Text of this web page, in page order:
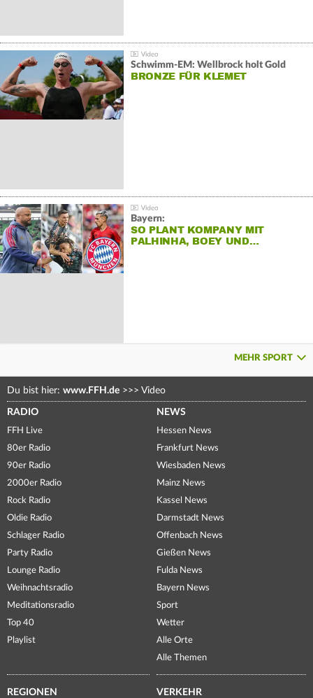
Schwimm-EM: Wellbrock holt Gold
BRONZE FÜR KLEMET
Bayern:
SO PLANT KOMPANY MIT
PALHINHA, BOEY UND…
MEHR SPORT
Du bist hier: www.FFH.de >>> Video
RADIO
FFH Live
80er Radio
90er Radio
2000er Radio
Rock Radio
Oldie Radio
Schlager Radio
Party Radio
Lounge Radio
Weihnachtsradio
Meditationsradio
Top 40
Playlist
NEWS
Hessen News
Frankfurt News
Wiesbaden News
Mainz News
Kassel News
Darmstadt News
Offenbach News
Gießen News
Fulda News
Bayern News
Sport
Wetter
Alle Orte
Alle Themen
REGIONEN VERKEHR